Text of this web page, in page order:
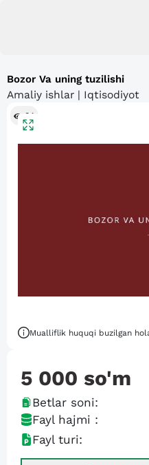
Bozor Va uning tuzilishi
Amaliy ishlar | Iqtisodiyot
84
Mualliflik huquqi buzilgan
5 000 so'm
Betlar soni:
Fayl hajmi :
Fayl turi: